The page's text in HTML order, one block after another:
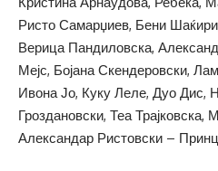
Ристо Самарџиев, Бени
Верица Пандиловска,
Мејс, Бојана Скендеровски,
Ивона Јо, Куку Леле, Дуо Дис,
Гроздановски, Теа
Александар Ристовски –